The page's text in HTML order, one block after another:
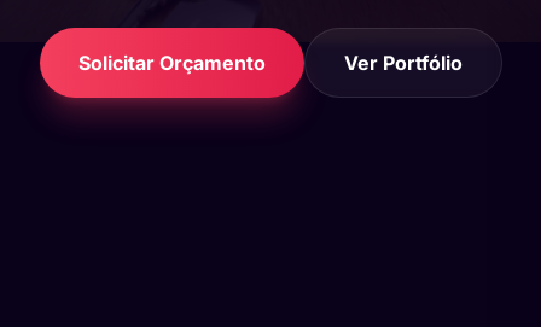
Solicitar Orçamento Ver Portfólio